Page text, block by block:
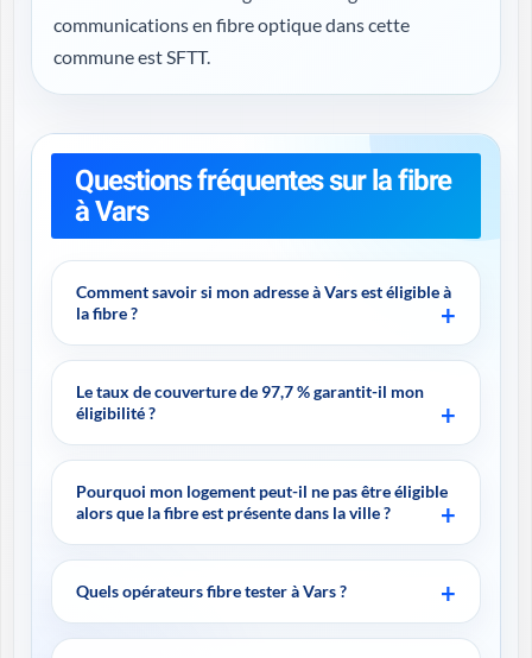
communications en fibre optique dans cette
commune est SFTT.
Questions fréquentes sur la fibre
à Vars
Comment savoir si mon adresse à Vars est éligible à
la fibre ?
Le taux de couverture de 97,7 % garantit-il mon
éligibilité ?
Pourquoi mon logement peut-il ne pas être éligible
alors que la fibre est présente dans la ville ?
Quels opérateurs fibre tester à Vars ?